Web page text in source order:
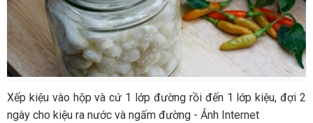
Xếp kiệu vào hộp và cứ 1 lớp đường rồi đến 1 lớp kiệu, đợi 2
ngày cho kiệu ra nước và ngấm đường - Ảnh Internet